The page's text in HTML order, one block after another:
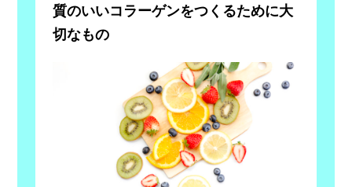
質のいいコラーゲンをつくるために大
切なもの